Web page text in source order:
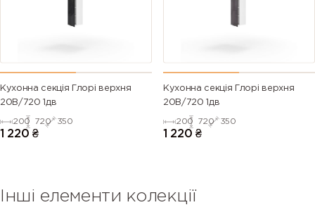
Кухонна секція Глорі верхня
20В/720 1дв
200 720 350
1 220 ₴
Кухонна секція Глорі верхня
20В/720 1дв
200 720 350
1 220 ₴
Інші елементи колекції